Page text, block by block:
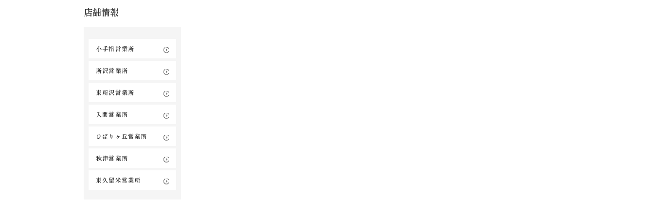
店舗情報
小手指営業所
所沢営業所
東所沢営業所
入間営業所
ひばりヶ丘営業所
秋津営業所
東久留米営業所